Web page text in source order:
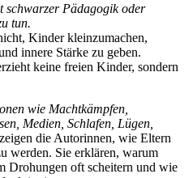
schwarzer Pädagogik oder
tun.
Kinder kleinzumachen,
innere Stärke zu geben.
keine freien Kinder, sondern
wie Machtkämpfen,
Medien, Schlafen, Lügen,
zeigen die Autorinnen, wie Eltern
werden. Sie erklären, warum
Drohungen oft scheitern und wie